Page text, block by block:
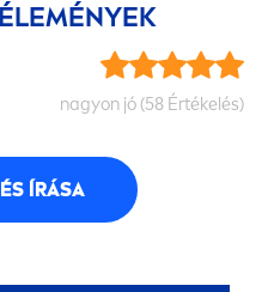
nagyon jó (58 Értékelés)
ÍRÁSA